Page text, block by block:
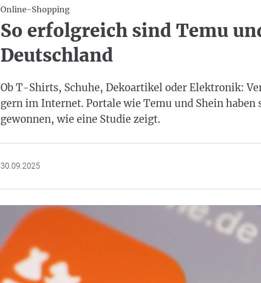
Online-Shopping
So erfolgreich sind Temu
Deutschland
Ob T-Shirts, Schuhe, Dekoartikel oder Elektronik:
gern im Internet. Portale wie Temu und Shein
gewonnen, wie eine Studie zeigt.
30.09.2025